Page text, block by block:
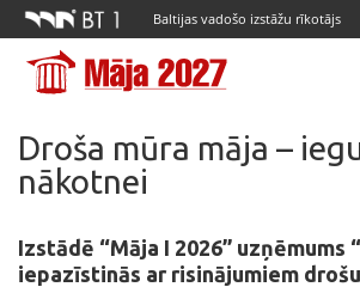
Baltijas vadošo izstāžu rīkotājs
Droša mūra māja –
nākotnei
Izstādē “Māja I 2026” uzņēmums
iepazīstinās ar risinājumiem